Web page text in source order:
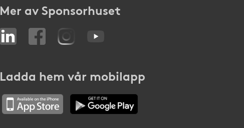
Mer av Sponsorhuset
Ladda hem vår mobilapp